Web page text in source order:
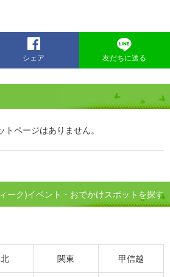
シェア 友だちに送る
ページはありません。
ーク)イベント・おでかけスポットを探す
関東 甲信越